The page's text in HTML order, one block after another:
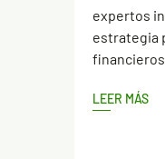
expertos
estrategia
financieros
LEER MÁS